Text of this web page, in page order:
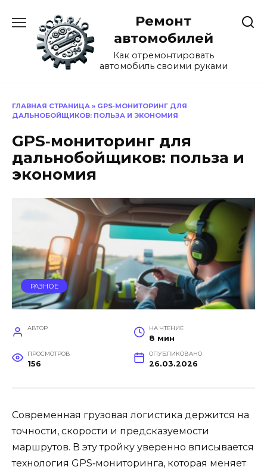
содержанию
Ремонт
автомобилей
Как отремонтировать
автомобиль своими руками
ГЛАВНАЯ СТРАНИЦА » GPS‑МОНИТОРИНГ ДЛЯ
ДАЛЬНОБОЙЩИКОВ: ПОЛЬЗА И ЭКОНОМИЯ
GPS‑мониторинг для
дальнобойщиков: польза и
экономия
РАЗНОЕ
АВТОР НА ЧТЕНИЕ
8 мин
ПРОСМОТРОВ
156
ОПУБЛИКОВАНО
26.03.2026
Современная грузовая логистика держится на
точности, скорости и предсказуемости
маршрутов. В эту тройку уверенно вписывается
технология GPS‑мониторинга, которая меняет